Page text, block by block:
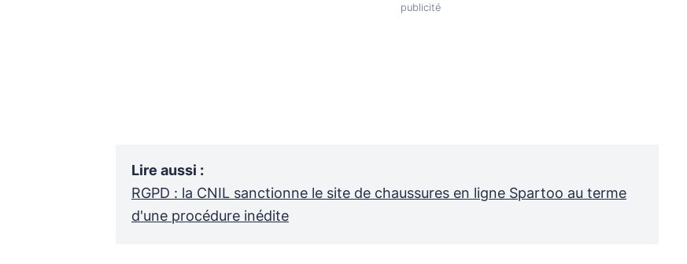
Lire aussi :
RGPD : la CNIL sanctionne le site de chaussures en ligne Spartoo au terme
d'une procédure inédite